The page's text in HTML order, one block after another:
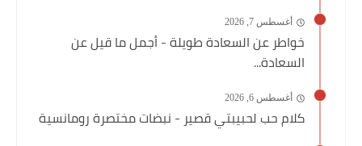
أغسطس 7, 2026
خواطر عن السعادة طويلة - أجمل ما قيل عن
السعادة...
أغسطس 6, 2026
كلام حب لحبيبتي قصير - نبضات مختصرة رومانسية